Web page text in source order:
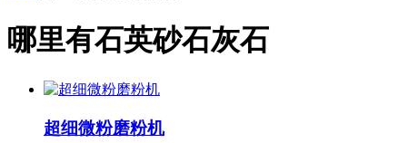
哪里有石英砂石灰石
超细微粉磨粉机